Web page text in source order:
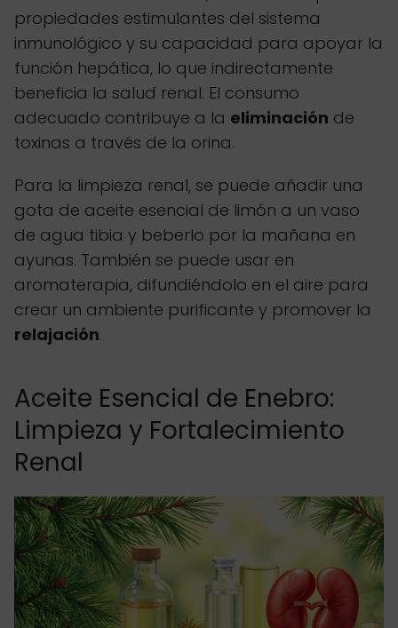
propiedades estimulantes del sistema
inmunológico y su capacidad para apoyar la
función hepática, lo que indirectamente
beneficia la salud renal. El consumo
adecuado contribuye a la eliminación de
toxinas a través de la orina.
Para la limpieza renal, se puede añadir una
gota de aceite esencial de limón a un vaso
de agua tibia y beberlo por la mañana en
ayunas. También se puede usar en
aromaterapia, difundiéndolo en el aire para
crear un ambiente purificante y promover la
relajación.
Aceite Esencial de Enebro:
Limpieza y Fortalecimiento
Renal